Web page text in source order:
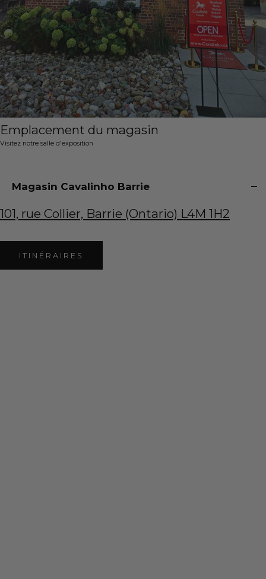
Emplacement du magasin
Visitez notre salle d'exposition
Magasin Cavalinho Barrie
101, rue Collier, Barrie (Ontario) L4M 1H2
ITINÉRAIRES